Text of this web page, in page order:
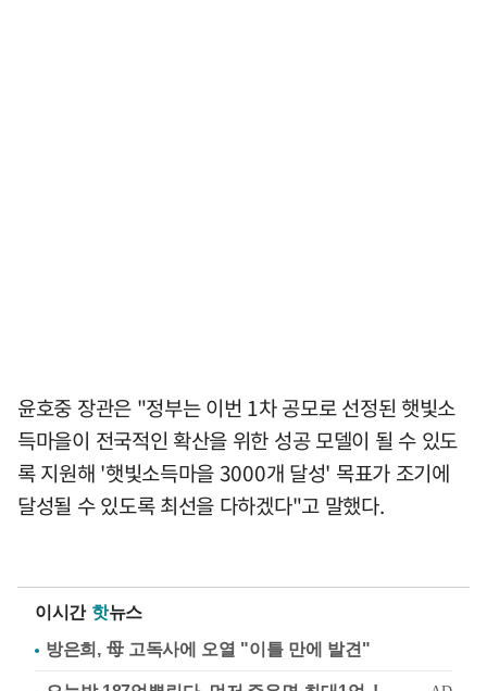
윤호중 장관은 "정부는 이번 1차 공모로 선정된 햇빛소
득마을이 전국적인 확산을 위한 성공 모델이 될 수 있도
록 지원해 '햇빛소득마을 3000개 달성' 목표가 조기에
달성될 수 있도록 최선을 다하겠다"고 말했다.
이시간 핫뉴스
방은희, 母 고독사에 오열 "이틀 만에 발견"